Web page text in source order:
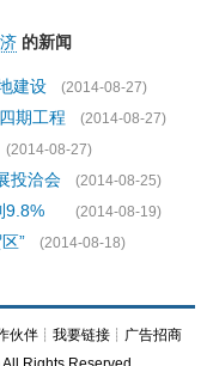
的新闻
建设
(2014-08-27)
期工程
(2014-08-27)
(2014-08-27)
投洽会
(2014-08-25)
9.8%
(2014-08-19)
” (2014-08-18)
伙伴 ┊ 我要链接 ┊ 广告招商